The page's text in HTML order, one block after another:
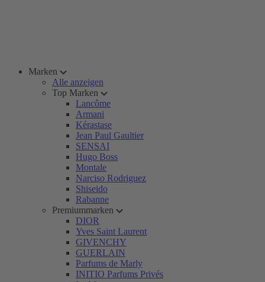
Marken
Alle anzeigen
Top Marken
Lancôme
Armani
Kérastase
Jean Paul Gaultier
SENSAI
Hugo Boss
Montale
Narciso Rodriguez
Shiseido
Rabanne
Premiummarken
DIOR
Yves Saint Laurent
GIVENCHY
GUERLAIN
Parfums de Marly
INITIO Parfums Privés